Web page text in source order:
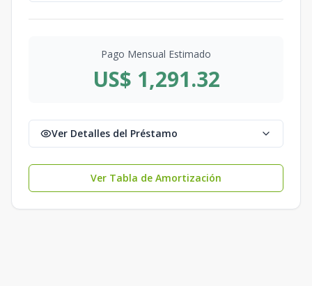
Pago Mensual Estimado
US$ 1,291.32
Ver Detalles del Préstamo
Ver Tabla de Amortización